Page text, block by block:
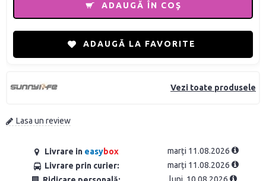
Vezi toate produsele
Lasa un review
Livrare in easybox
marți 11.08.2026
Livrare prin curier:
marți 11.08.2026
ADAUGĂ ÎN COŞ
ADAUGĂ LA FAVORITE